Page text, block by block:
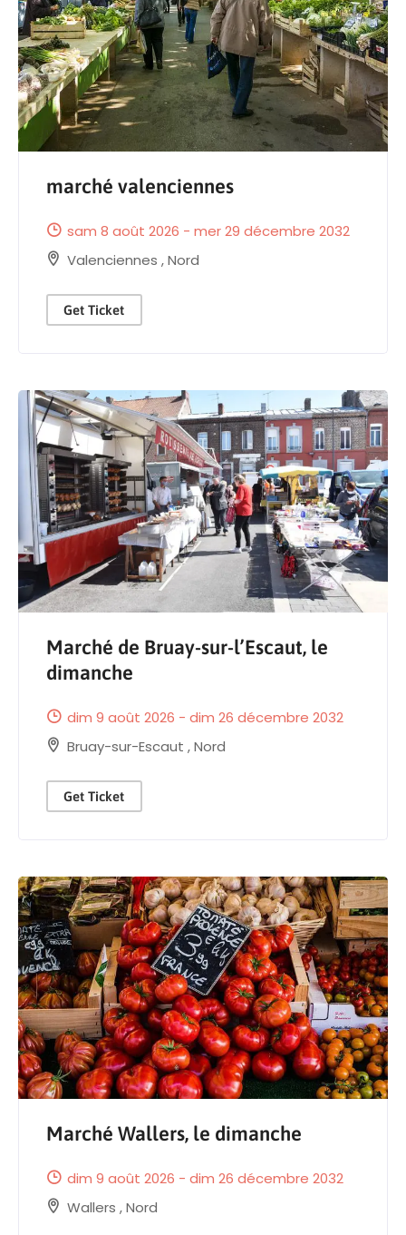
marché valenciennes
sam 8 août 2026 - mer 29 décembre 2032
Valenciennes ,Nord
Get Ticket
Marché de Bruay-sur-l’Escaut, le
dimanche
dim 9 août 2026 - dim 26 décembre 2032
Bruay-sur-Escaut ,Nord
Get Ticket
Marché Wallers, le dimanche
dim 9 août 2026 - dim 26 décembre 2032
Wallers ,Nord